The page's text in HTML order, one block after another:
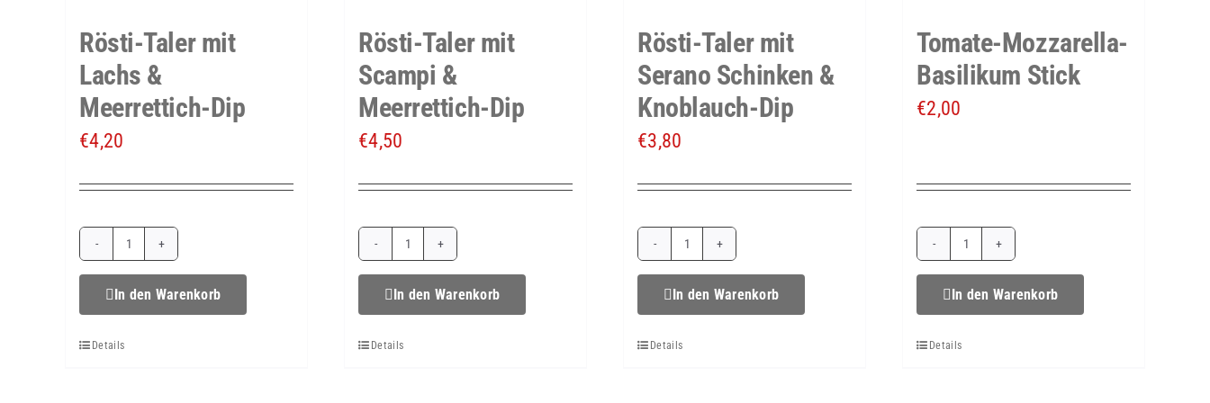
Dip
Menge
Dip
Menge
Rösti-Taler mit
Lachs &
Meerrettich-Dip
€4,20
Rösti-
Taler
In den Warenkorb
Details
Rösti-Taler mit
Scampi &
Meerrettich-Dip
€4,50
Rösti-
Taler
In den Warenkorb
Details
Rösti-Taler mit
Serano Schinken &
Knoblauch-Dip
€3,80
Rösti-
Taler
In den Warenkorb
Details
Tomate-Mozzarella-
Basilikum Stick
€2,00
Tomate-
Mozzarella-
In den Warenkorb
Details